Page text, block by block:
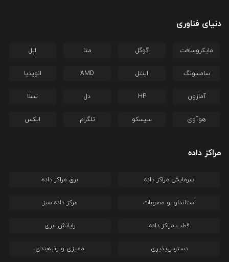
دنیای فناوری
مایکروسافت گوگل متا اپل
سامسونگ اینتل AMD انویدیا
آمازون HP دل تسلا
هوآوی سیسکو تلگرام ایکس
مراکز داده
سرمایش مراکز داده برق مراکز داده
استاندارد و مصوبات مرکز داده سبز
قطب مراکز داده رایانش ابری
دسترس‌پذیری ممیزی و رتبه‌بندی